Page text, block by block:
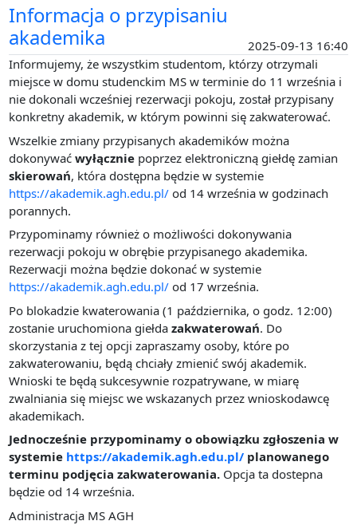
Informacja o przypisaniu
akademika
2025-09-13 16:40
Informujemy, że wszystkim studentom, którzy otrzymali
miejsce w domu studenckim MS w terminie do 11 września i
nie dokonali wcześniej rezerwacji pokoju, został przypisany
konkretny akademik, w którym powinni się zakwaterować.
Wszelkie zmiany przypisanych akademików można
dokonywaćwyłącznie poprzez elektroniczną giełdę zamian
skierowań, która dostępna będzie w systemie
https://akademik.agh.edu.pl/ od 14 września w godzinach
porannych.
Przypominamy również o możliwości dokonywania
rezerwacji pokoju w obrębie przypisanego akademika.
Rezerwacji można będzie dokonać w systemie
https://akademik.agh.edu.pl/ od 17 września.
Po blokadzie kwaterowania (1 października, o godz. 12:00)
zostanie uruchomiona giełdazakwaterowań. Do
skorzystania z tej opcji zapraszamy osoby, które po
zakwaterowaniu, będą chciały zmienić swój akademik.
Wnioski te będą sukcesywnie rozpatrywane, w miarę
zwalniania się miejsc we wskazanych przez wnioskodawcę
akademikach.
Jednocześnie przypominamy o obowiązku zgłoszenia w
systemie https://akademik.agh.edu.pl/ planowanego
terminu podjęcia zakwaterowania. Opcja ta dostepna
będzie od 14 września.
Administracja MS AGH